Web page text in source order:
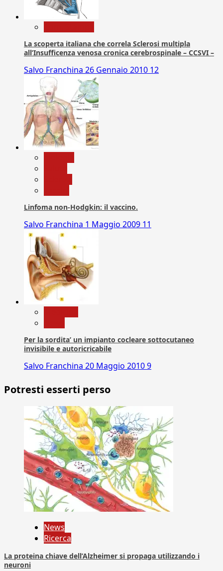
La scoperta italiana che correla Sclerosi multipla
all’Insufficenza venosa cronica cerebrospinale – CCSVI –
Salvo Franchina 26 Gennaio 2010 12
Linfoma non-Hodgkin: il vaccino.
Salvo Franchina 1 Maggio 2009 11
Per la sordita’ un impianto cocleare sottocutaneo
invisibile e autoricricabile
Salvo Franchina 20 Maggio 20109
Potresti esserti perso
News
Ricerca
La proteina chiave dell’Alzheimer si propaga utilizzando i
neuroni